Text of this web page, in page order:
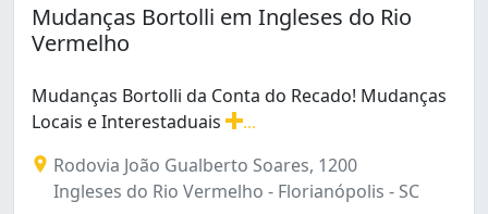
Mudanças Bortolli em Ingleses do Rio
Vermelho
Mudanças Bortolli da Conta do Recado! Mudanças
Locais e Interestaduais
Rodovia João Gualberto Soares, 1200
Ingleses do Rio Vermelho - Florianópolis - SC